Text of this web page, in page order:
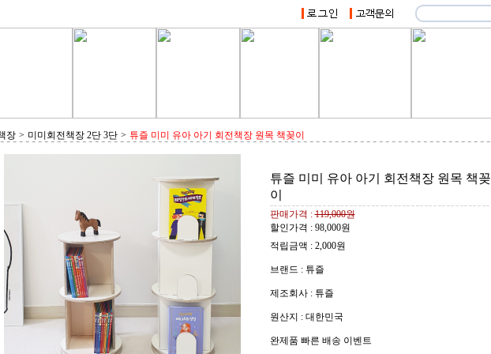
장 > 미미회전책장 2단 3단 > 튜즐 미미 유아 아기 회전책장 원목 책꽂이
튜즐 미미 유아 아기 회전책장 원목 책꽂
이
판매가격 :119,000원
할인가격 : 98,000원
적립금액 : 2,000원
브랜드 : 튜즐
제조회사 : 튜즐
원산지 : 대한민국
완제품 빠른 배송 이벤트